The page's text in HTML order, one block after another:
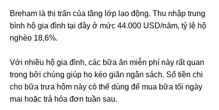
Breham là thị trấn của tầng lớp lao động. Thu nhập trung
bình hộ gia đình tại đây ở mức 44.000 USD/năm, tỷ lệ hộ
nghèo 18,6%.
Với nhiều hộ gia đình, các bữa ăn miễn phí này rất quan
trọng bởi chúng giúp họ kéo giãn ngân sách. Số tiền chi
cho bữa trưa hôm này có thể dùng để mua bữa tối ngày
mai hoặc trả hóa đơn tuần sau.